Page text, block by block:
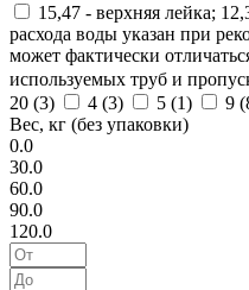
15,47 - верхняя лейка;
расхода воды указан при
может фактически
используемых труб и
20 (3) 4 (3) 5 (1) 9 (
Вес, кг (без упаковки)
0.0
30.0
60.0
90.0
120.0